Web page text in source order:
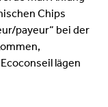
Chips
payeur“ bei der
lägen